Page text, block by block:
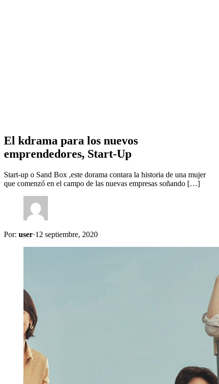
El kdrama para los nuevos
emprendedores, Start-Up
Start-up o Sand Box ,este dorama contara la historia de una mujer
que comenzó en el campo de las nuevas empresas soñando […]
Por: user·12 septiembre, 2020